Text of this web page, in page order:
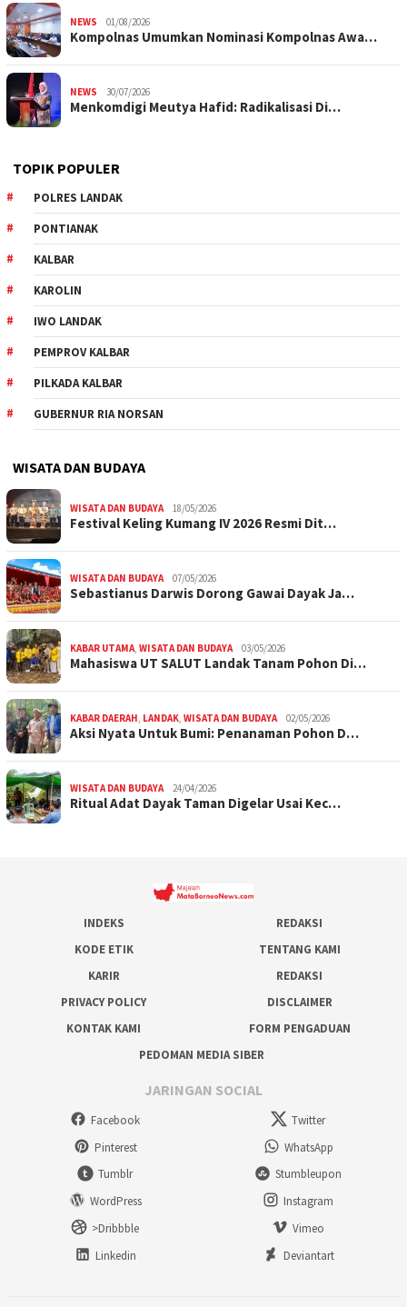
NEWS 01/08/2026
Kompolnas Umumkan Nominasi Kompolnas Awa…
NEWS 30/07/2026
Menkomdigi Meutya Hafid: Radikalisasi Di…
TOPIK POPULER
POLRES LANDAK
PONTIANAK
KALBAR
KAROLIN
IWO LANDAK
PEMPROV KALBAR
PILKADA KALBAR
GUBERNUR RIA NORSAN
WISATA DAN BUDAYA
WISATA DAN BUDAYA 18/05/2026
Festival Keling Kumang IV 2026 Resmi Dit…
WISATA DAN BUDAYA 07/05/2026
Sebastianus Darwis Dorong Gawai Dayak Ja…
KABAR UTAMA WISATA DAN BUDAYA 03/05/2026
Mahasiswa UT SALUT Landak Tanam Pohon Di…
KABAR DAERAH LANDAK WISATA DAN BUDAYA 02/05/2026
Aksi Nyata Untuk Bumi: Penanaman Pohon D…
WISATA DAN BUDAYA 24/04/2026
Ritual Adat Dayak Taman Digelar Usai Kec…
INDEKS
REDAKSI
KODE ETIK
TENTANG KAMI
KARIR
REDAKSI
PRIVACY POLICY
DISCLAIMER
KONTAK KAMI
FORM PENGADUAN
PEDOMAN MEDIA SIBER
JARINGAN SOCIAL
Facebook
Twitter
Pinterest
WhatsApp
Tumblr
Stumbleupon
WordPress
Instagram
>Dribbble
Vimeo
Linkedin
Deviantart